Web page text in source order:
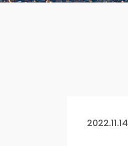
2022.11.14